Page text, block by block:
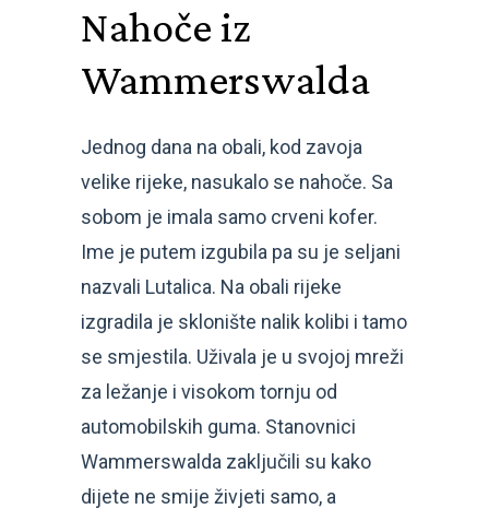
Nahoče iz
Wammerswalda
Jednog dana na obali, kod zavoja
velike rijeke, nasukalo se nahoče. Sa
sobom je imala samo crveni kofer.
Ime je putem izgubila pa su je seljani
nazvali Lutalica. Na obali rijeke
izgradila je sklonište nalik kolibi i tamo
se smjestila. Uživala je u svojoj mreži
za ležanje i visokom tornju od
automobilskih guma. Stanovnici
Wammerswalda zaključili su kako
dijete ne smije živjeti samo, a